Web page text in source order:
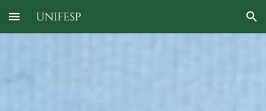
Skip to main content Skip to navigation